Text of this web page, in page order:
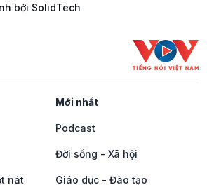
bởi SolidTech
Mới nhất
Podcast
Đời sống - Xã hội
nát Giáo dục - Đào tạo